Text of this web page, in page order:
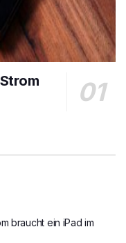
braucht ein iPad im